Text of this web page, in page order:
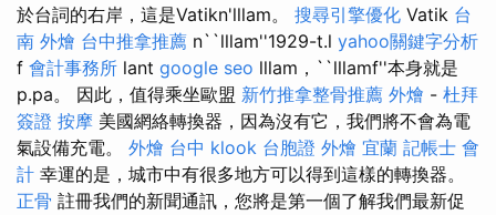
於台詞的右岸，這是Vatikn'lllam。 搜尋引擎優化 Vatik 台
南 外燴 台中推拿推薦 n``lllam''1929-t.l yahoo關鍵字分析
f 會計事務所 lant google seo lllam，``lllamf''本身就是
p.pa。 因此，值得乘坐歐盟 新竹推拿整骨推薦 外燴 - 杜拜
簽證 按摩 美國網絡轉換器，因為沒有它，我們將不會為電
氣設備充電。 外燴 台中 klook 台胞證 外燴 宜蘭 記帳士 會
計 幸運的是，城市中有很多地方可以得到這樣的轉換器。
正骨 註冊我們的新聞通訊，您將是第一個了解我們最新促